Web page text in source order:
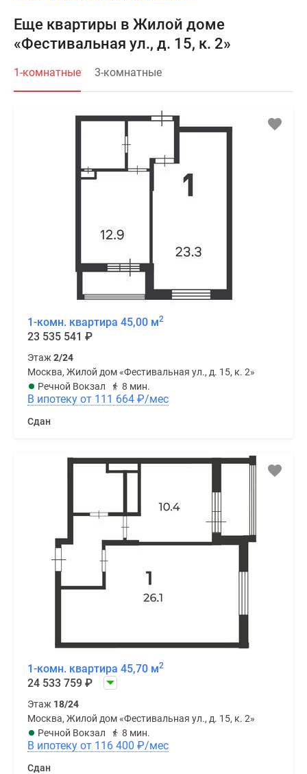
Еще квартиры в Жилой доме
«Фестивальная ул., д. 15, к. 2»
1-комнатные 3-комнатные
1-комн. квартира 45,00 м2
23 535 541 ₽
Этаж 2/24
Москва, Жилой дом «Фестивальная ул., д. 15, к. 2»
Речной Вокзал
8 мин.
В ипотеку от 111 664 ₽/мес
Сдан
1-комн. квартира 45,70 м2
24 533 759 ₽
Этаж 18/24
Москва, Жилой дом «Фестивальная ул., д. 15, к. 2»
Речной Вокзал
8 мин.
В ипотеку от 116 400 ₽/мес
Сдан